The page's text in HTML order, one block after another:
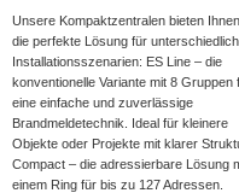
Koppler / Ein- und
Funk
Sondermelder
Signalgeber
Feststellanlagen (FSA)
Unsere Kompaktzentralen bieten Ihnen
die perfekte Lösung für
Installationsszenarien: ES Line – die
konventionelle Variante mit 8 Gruppen
eine einfache und zuverlässige
Brandmeldetechnik. Ideal für kleinere
Objekte oder Projekte mit klarer
Compact – die adressierbare Lösung
einem Ring für bis zu 127 Adressen.